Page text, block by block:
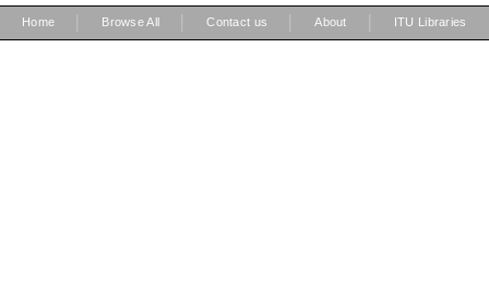
Home Browse All Contact us About ITU Libraries